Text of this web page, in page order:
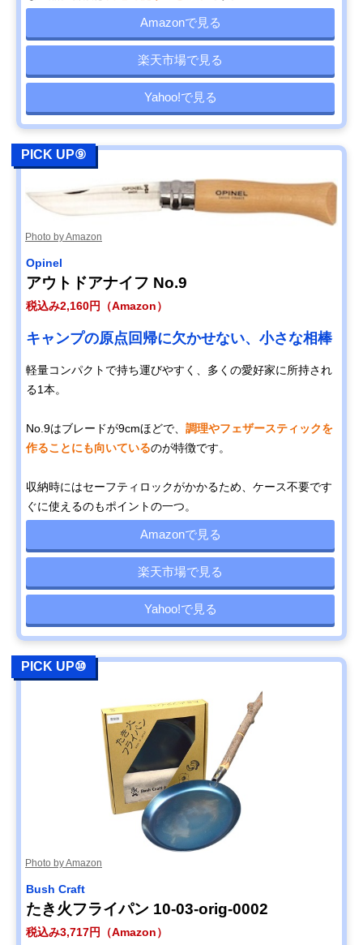
Amazonで見る
楽天市場で見る
Yahoo!で見る
PICK UP⑨
Photo by Amazon
Opinel
アウトドアナイフ No.9
税込み2,160円（Amazon）
キャンプの原点回帰に欠かせない、小さな相棒
軽量コンパクトで持ち運びやすく、多くの愛好家に所持され
る1本。
No.9はブレードが9cmほどで、 調理やフェザースティックを
作ることにも向いているのが特徴です。
収納時にはセーフティロックがかかるため、ケース不要です
ぐに使えるのもポイントの一つ。
Amazonで見る
楽天市場で見る
Yahoo!で見る
PICK UP⑩
Photo by Amazon
Bush Craft
たき火フライパン 10-03-orig-0002
税込み3,717円（Amazon）